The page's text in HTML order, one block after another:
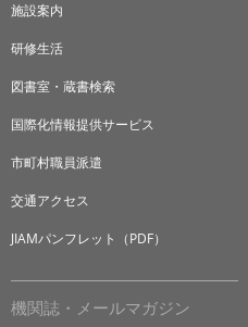
施設案内
研修生活
図書室・蔵書検索
国際化情報提供サービス
市町村職員派遣
交通アクセス
JIAMパンフレット（PDF）
機関誌・メールマガジン